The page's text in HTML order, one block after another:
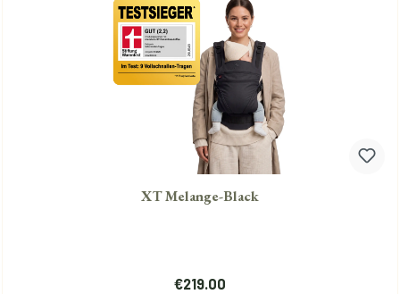
XT Melange-Black
Regulärer Preis:
€219.00